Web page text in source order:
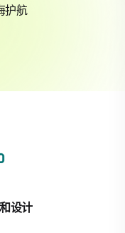
护航
设计